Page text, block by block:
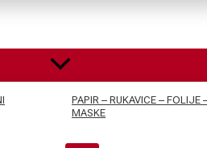
PAPIR – RUKAVICE – FOLIJE
MASKE